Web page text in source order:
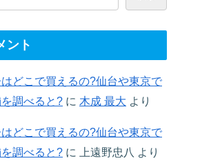
ント
どこで買えるの?仙台や東京で
調べると? に 木成 最大 より
どこで買えるの?仙台や東京で
調べると? に 上遠野忠八 より